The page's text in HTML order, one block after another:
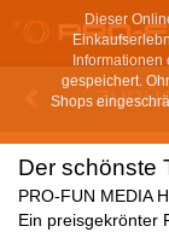
Dieser
gespeichert.
Shops
Der schönste
PRO-FUN MEDIA
Ein preisgekrönter